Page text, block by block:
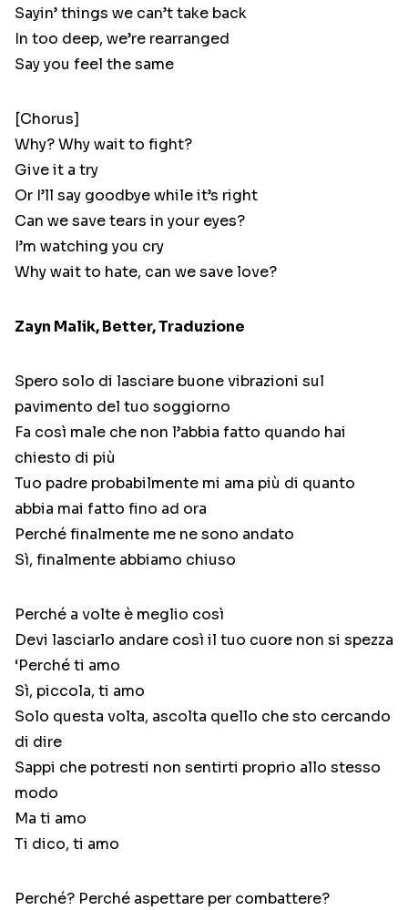
Sayin’ things we can’t take back
In too deep, we’re rearranged
Say you feel the same
[Chorus]
Why? Why wait to fight?
Give it a try
Or I’ll say goodbye while it’s right
Can we save tears in your eyes?
I’m watching you cry
Why wait to hate, can we save love?
Zayn Malik, Better, Traduzione
Spero solo di lasciare buone vibrazioni sul
pavimento del tuo soggiorno
Fa così male che non l’abbia fatto quando hai
chiesto di più
Tuo padre probabilmente mi ama più di quanto
abbia mai fatto fino ad ora
Perché finalmente me ne sono andato
Sì, finalmente abbiamo chiuso
Perché a volte è meglio così
Devi lasciarlo andare così il tuo cuore non si spezza
‘Perché ti amo
Sì, piccola, ti amo
Solo questa volta, ascolta quello che sto cercando
di dire
Sappi che potresti non sentirti proprio allo stesso
modo
Ma ti amo
Ti dico, ti amo
Perché? Perché aspettare per combattere?